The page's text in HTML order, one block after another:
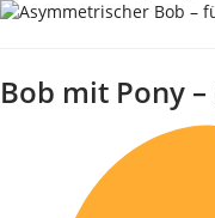
Bob mit Pony